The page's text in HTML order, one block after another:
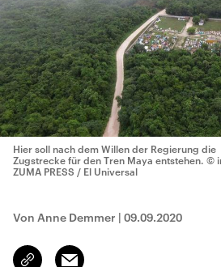
Hier soll nach dem Willen der Regierung die
Zugstrecke für den Tren Maya entstehen. ©
ZUMA PRESS / El Universal
Von Anne Demmer | 09.09.2020
Link
Email